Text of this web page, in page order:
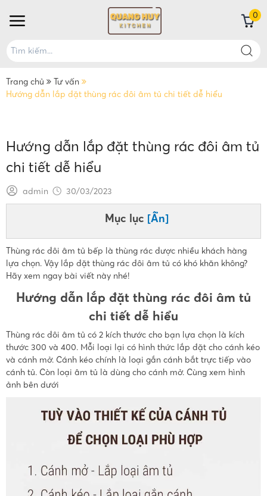
0
Trang chủ
Tư vấn
Hướng dẫn lắp đặt thùng rác đôi âm tủ chi tiết dễ hiểu
Hướng dẫn lắp đặt thùng rác đôi âm tủ
chi tiết dễ hiểu
admin 30/03/2023
Mục lục [Ẩn]
Thùng rác đôi âm tủ bếp là thùng rác được nhiều khách hàng
lựa chọn. Vậy lắp đặt thùng rác đôi âm tủ có khó khăn không?
Hãy xem ngay bài viết này nhé!
Hướng dẫn lắp đặt thùng rác đôi âm tủ
chi tiết dễ hiểu
Thùng rác đôi âm tủ có 2 kích thước cho bạn lựa chọn là kích
thước 300 và 400. Mỗi loại lại có hình thức lắp đặt cho cánh kéo
và cánh mở. Cánh kéo chính là loại gắn cánh bắt trực tiếp vào
cánh tủ. Còn loại âm tủ là dùng cho cánh mở. Cùng xem hình
ảnh bên dưới